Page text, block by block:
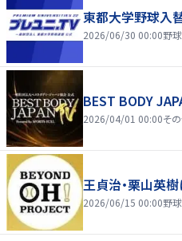
東都大学野球入
2026/06/30 00:00野球
BEST BODY
2026/04/01 00:00そ
王貞治・栗山英
2026/06/15 00:00野球